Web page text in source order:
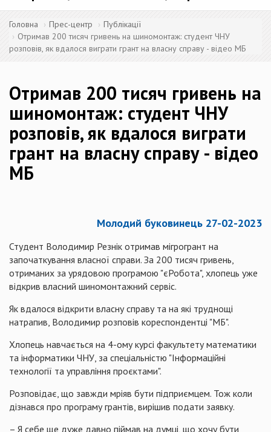
Головна Прес-центр
Публікації
Отримав 200 тисяч гривень на шиномонтаж: студент ЧНУ
розповів, як вдалося виграти грант на власну справу - відео МБ
Отримав 200 тисяч гривень на
шиномонтаж: студент ЧНУ
розповів, як вдалося виграти
грант на власну справу - відео
МБ
Молодий буковинець 27-02-2023
Студент Володимир Резнік отримав мігрогрант на
започаткування власної справи. За 200 тисяч гривень,
отриманих за урядовою програмою "єРобота", хлопець уже
відкрив власний шиномонтажний сервіс.
Як вдалося відкрити власну справу та на які труднощі
натрапив, Володимир розповів кореспондентці "МБ".
Хлопець навчається на 4-ому курсі факультету математики
та інформатики ЧНУ, за спеціальністю "Інформаційні
технології та управління проєктами".
Розповідає, що завжди мріяв бути підприємцем. Тож коли
дізнався про програму грантів, вирішив подати заявку.
– Я себе ще дуже давно піймав на думці, що хочу бути